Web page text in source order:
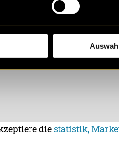
die statistik,